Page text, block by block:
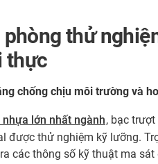
thử
thực
chống chịu môi trường và
lớn nhất ngành, bạc
được thử nghiệm kỹ lưỡng.
các thông số kỹ thuật ma